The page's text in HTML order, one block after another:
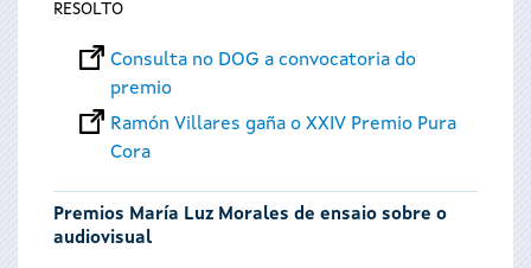
RESOLTO
Consulta no DOG a convocatoria do
premio
Ramón Villares gaña o XXIV Premio Pura
Cora
Premios María Luz Morales de ensaio sobre o
audiovisual